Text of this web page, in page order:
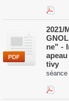
2021/
ne" -
tivy
séance